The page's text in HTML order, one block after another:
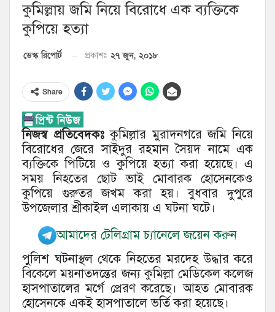
কুমিল্লায় জমি নিয়ে বিরোধে এক ব্যক্তিকে
কুপিয়ে হত্যা
ডেস্ক রিপোর্ট প্রকাশঃ ২৭ জুন, ২০১৮
Share
নিজস্ব প্রতিবেদকঃ কুমিল্লার মুরাদনগরে জমি নিয়ে
বিরোধের জেরে সাইদুর রহমান সৈয়দ নামে এক
ব্যক্তিকে পিটিয়ে ও কুপিয়ে হত্যা করা হয়েছে। এ
সময় নিহতের ছোট ভাই মোবারক হোসেনকেও
কুপিয়ে গুরুতর জখম করা হয়। বুধবার দুপুরে
উপজেলার শ্রীকাইল এলাকায় এ ঘটনা ঘটে।
আমাদের টেলিগ্রাম চ্যানেলে জয়েন করুন
পুলিশ ঘটনাস্থল থেকে নিহতের মরদেহ উদ্ধার করে
বিকেলে ময়নাতদন্তের জন্য কুমিল্লা মেডিকেল কলেজ
হাসপাতালের মর্গে প্রেরণ করেছে। আহত মোবারক
হোসেনকে একই হাসপাতালে ভর্তি করা হয়েছে।